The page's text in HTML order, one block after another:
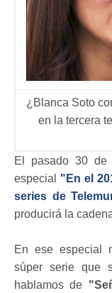
¿Blanca Soto
en la tercera
El pasado 30 de
especial "En el
series de
producirá la
En ese especial
súper serie que
hablamos de